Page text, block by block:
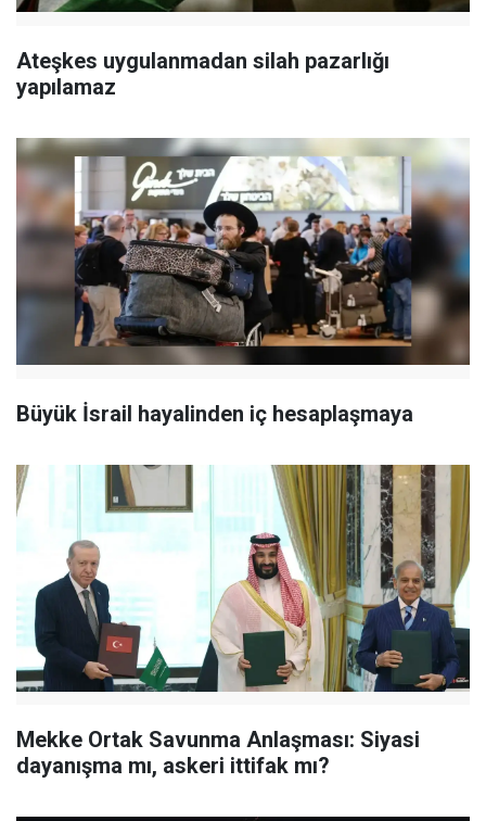
Ateşkes uygulanmadan silah pazarlığı
yapılamaz
Büyük İsrail hayalinden iç hesaplaşmaya
Mekke Ortak Savunma Anlaşması: Siyasi
dayanışma mı, askeri ittifak mı?